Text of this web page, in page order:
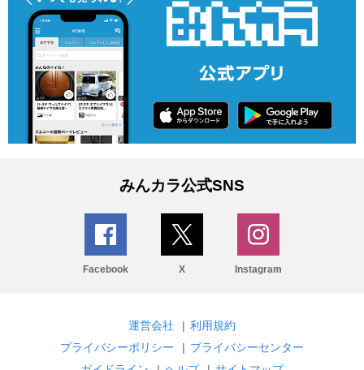
みんカラ公式SNS
Facebook X Instagram
運営会社 | 利用規約
プライバシーポリシー
| プライバシーセンター